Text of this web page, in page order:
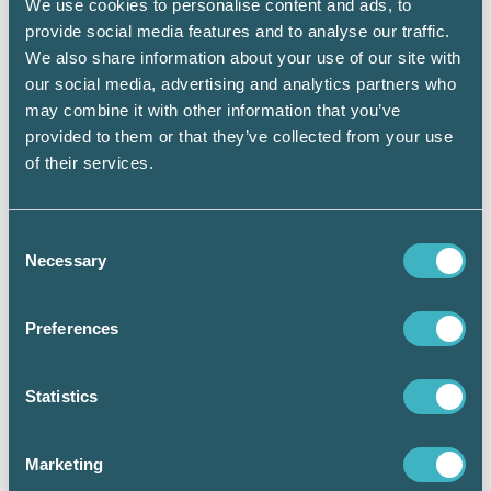
We use cookies to personalise content and ads, to
provide social media features and to analyse our traffic.
We also share information about your use of our site with
our social media, advertising and analytics partners who
may combine it with other information that you’ve
provided to them or that they’ve collected from your use
of their services.
Selection
Necessary
Preferences
Statistics
Marketing
In-country Payroll Provider:Mynd
Integrated Solutions Private Ltd
Professional Employment Organisation:
Globalization Partners
Innovation Award:
Global Mobility Provider:
activpayroll
International Payments Provider:
Ebury